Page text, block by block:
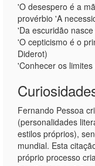
'O desespero é a
provérbio 'A
'Da escuridão
'O cepticismo é o
Diderot)
'Conhecer os
Fernando Pessoa
(personalidades
estilos próprios),
mundial. Esta
próprio processo